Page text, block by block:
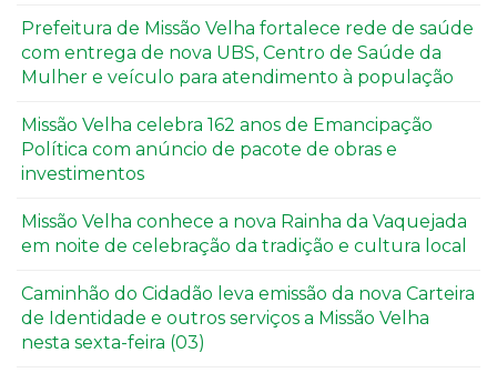
Prefeitura de Missão Velha fortalece rede de saúde
com entrega de nova UBS, Centro de Saúde da
Mulher e veículo para atendimento à população
Missão Velha celebra 162 anos de Emancipação
Política com anúncio de pacote de obras e
investimentos
Missão Velha conhece a nova Rainha da Vaquejada
em noite de celebração da tradição e cultura local
Caminhão do Cidadão leva emissão da nova Carteira
de Identidade e outros serviços a Missão Velha
nesta sexta-feira (03)